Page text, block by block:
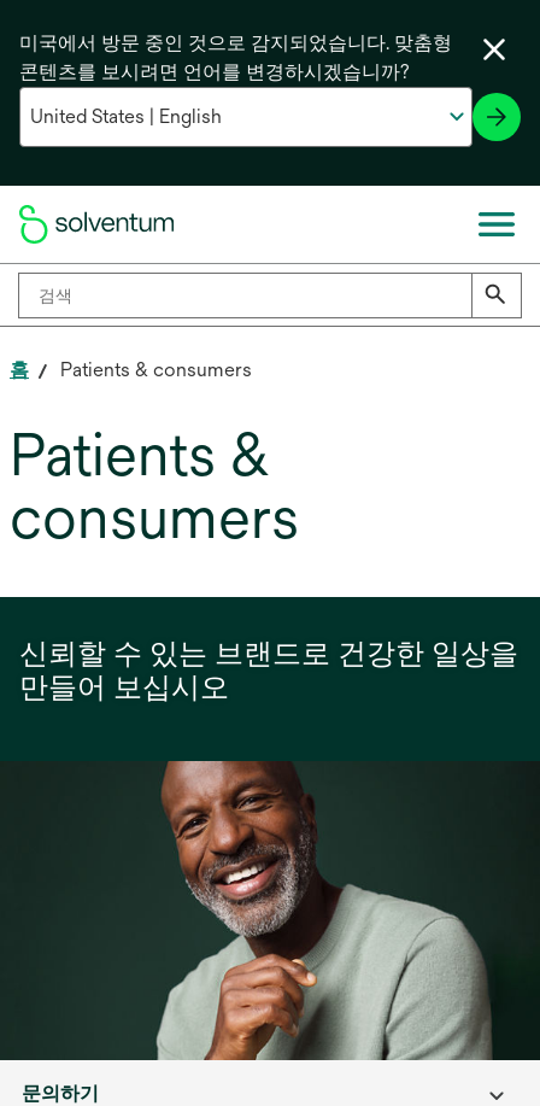
미국에서 방문 중인 것으로 감지되었습니다. 맞춤형
콘텐츠를 보시려면 언어를 변경하시겠습니까?
홈 Patients & consumers
Patients &
consumers
신뢰할 수 있는 브랜드로 건강한 일상을
만들어 보십시오
문의하기